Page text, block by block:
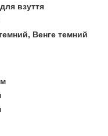
взуття
Венге темний